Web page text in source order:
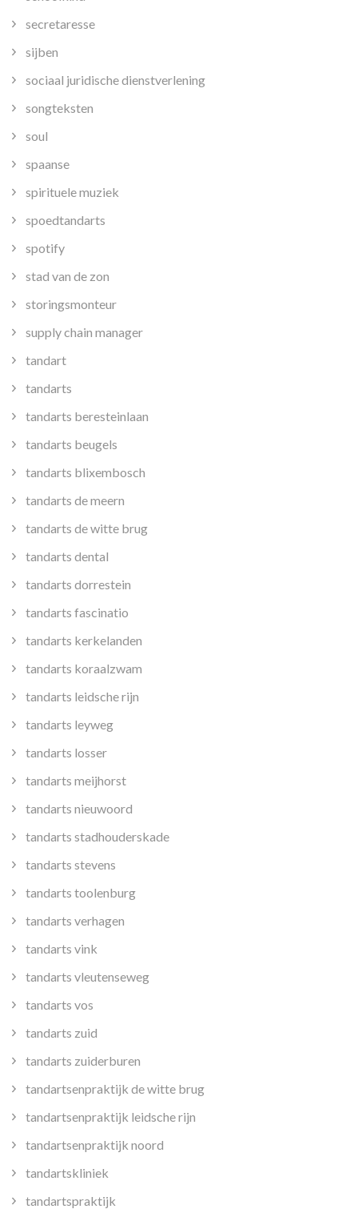
secretaresse
sijben
sociaal juridische dienstverlening
songteksten
soul
spaanse
spirituele muziek
spoedtandarts
spotify
stad van de zon
storingsmonteur
supply chain manager
tandart
tandarts
tandarts beresteinlaan
tandarts beugels
tandarts blixembosch
tandarts de meern
tandarts de witte brug
tandarts dental
tandarts dorrestein
tandarts fascinatio
tandarts kerkelanden
tandarts koraalzwam
tandarts leidsche rijn
tandarts leyweg
tandarts losser
tandarts meijhorst
tandarts nieuwoord
tandarts stadhouderskade
tandarts stevens
tandarts toolenburg
tandarts verhagen
tandarts vink
tandarts vleutenseweg
tandarts vos
tandarts zuid
tandarts zuiderburen
tandartsenpraktijk de witte brug
tandartsenpraktijk leidsche rijn
tandartsenpraktijk noord
tandartskliniek
tandartspraktijk